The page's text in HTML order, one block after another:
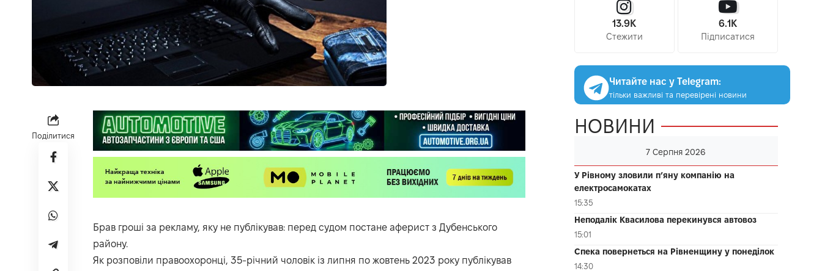
Поділитися
Брав гроші за рекламу, яку не публікував: перед судом постане аферист з Дубенського
району.
Як розповіли правоохоронці, 35-річний чоловік із липня по жовтень 2023 року публікував
13.9K
Стежити
6.1K
Підписатися
Читайте нас у Telegram:
тільки важливі та перевірені новини
НОВИНИ
7 Серпня 2026
У Рівному зловили п’яну компанію на
електросамокатах
15:35
Неподалік Квасилова перекинувся автовоз
15:01
Спека повернеться на Рівненщину у понеділок
14:30